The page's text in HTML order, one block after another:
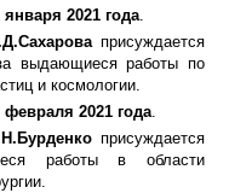
января 2021 года.
присуждается
выдающиеся работы по
и космологии.
февраля 2021 года.
присуждается
работы в области